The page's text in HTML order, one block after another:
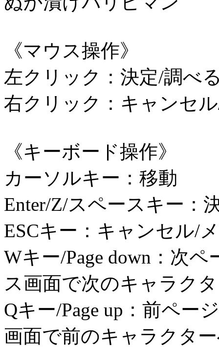
《マウス操作》
左クリック：決定/調べ
右クリック：キャンセ
《キーボード操作》
カーソルキー：移動
Enter/Z/スペースキー：
ESCキー：キャンセル/
Wキー/Page down：次
ス画面で次のキャラク
Qキー/Page up：前ペー
画面で前のキャラクタ